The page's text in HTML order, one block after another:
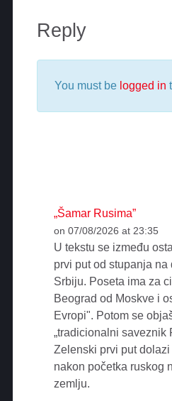
Reply
You must be logged in
„Šamar Rusima”
on 07/08/2026 at 23:35
U tekstu se između
prvi put od stupanja na
Srbiju. Poseta ima za
Beograd od Moskve i
Evropi". Potom se
„tradicionalni saveznik
Zelenski prvi put
nakon početka ruskog
zemlju.